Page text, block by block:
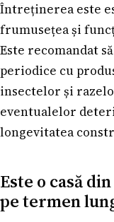
Întreținerea este
frumusețea și
Este recomandat
periodice cu
insectelor și
eventualelor
longevitatea
Este o casă
pe termen